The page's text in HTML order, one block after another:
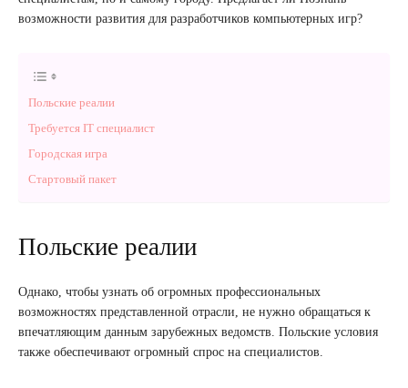
возможности развития для разработчиков компьютерных игр?
Польские реалии
Требуется IT специалист
Городская игра
Стартовый пакет
Польские реалии
Однако, чтобы узнать об огромных профессиональных
возможностях представленной отрасли, не нужно обращаться к
впечатляющим данным зарубежных ведомств. Польские условия
также обеспечивают огромный спрос на специалистов.